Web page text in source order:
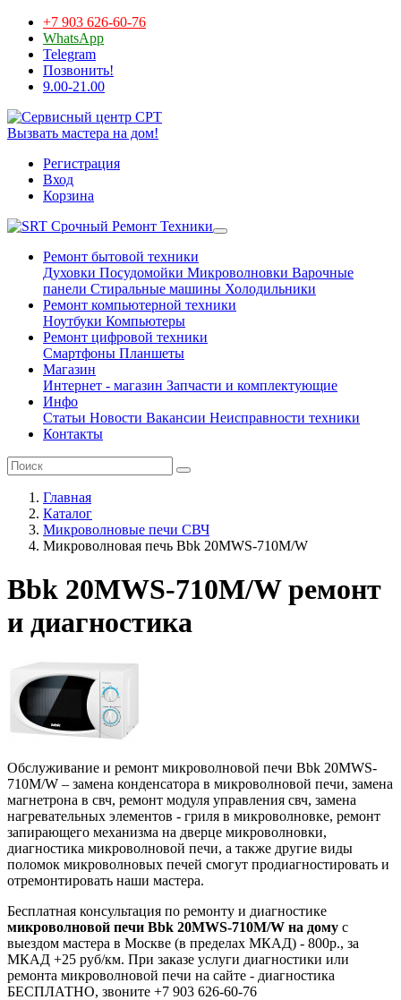
+7 903 626-60-76
WhatsApp
Telegram
Позвонить!
9.00-21.00
Вызвать мастера на дом!
Регистрация
Вход
Корзина
Срочный Ремонт Техники
Ремонт бытовой техники
Духовки Посудомойки Микроволновки Варочные
панели Стиральные машины Холодильники
Ремонт компьютерной техники
Ноутбуки Компьютеры
Ремонт цифровой техники
Смартфоны Планшеты
Магазин
Интернет - магазин Запчасти и комплектующие
Инфо
Статьи Новости Вакансии Неисправности техники
Контакты
Главная
Каталог
Микроволновые печи СВЧ
Микроволновая печь Bbk 20MWS-710M/W
Bbk 20MWS-710M/W ремонт
и диагностика
Обслуживание и ремонт микроволновой печи Bbk 20MWS-
710M/W – замена конденсатора в микроволновой печи, замена
магнетрона в свч, ремонт модуля управления свч, замена
нагревательных элементов - гриля в микроволновке, ремонт
запирающего механизма на дверце микроволновки,
диагностика микроволновой печи, а также другие виды
поломок микроволновых печей смогут продиагностировать и
отремонтировать наши мастера.
Бесплатная консультация по ремонту и диагностике
микроволновой печи Bbk 20MWS-710M/W на дому с
выездом мастера в Москве (в пределах МКАД) - 800р., за
МКАД +25 руб/км. При заказе услуги диагностики или
ремонта микроволновой печи на сайте - диагностика
БЕСПЛАТНО, звоните +7 903 626-60-76